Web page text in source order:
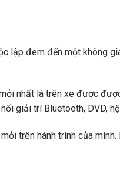
lập đem đến một không
nhất là trên xe được
giải trí Bluetooth, DVD,
trên hành trình của